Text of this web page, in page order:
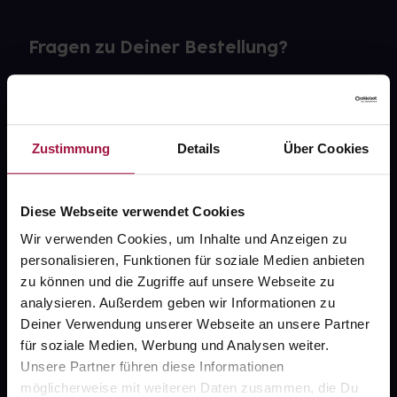
Zustimmung Details Über Cookies
Diese Webseite verwendet Cookies
Wir verwenden Cookies, um Inhalte und Anzeigen zu
personalisieren, Funktionen für soziale Medien anbieten
zu können und die Zugriffe auf unsere Webseite zu
analysieren. Außerdem geben wir Informationen zu
Deiner Verwendung unserer Webseite an unsere Partner
für soziale Medien, Werbung und Analysen weiter.
Unsere Partner führen diese Informationen
möglicherweise mit weiteren Daten zusammen, die Du
Fragen zu Deiner Bestellung?
gesund.de
Über uns
Karriere
Newsletter